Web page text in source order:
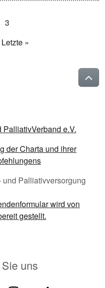
3
Letzte »
Palliativversorgung
uns